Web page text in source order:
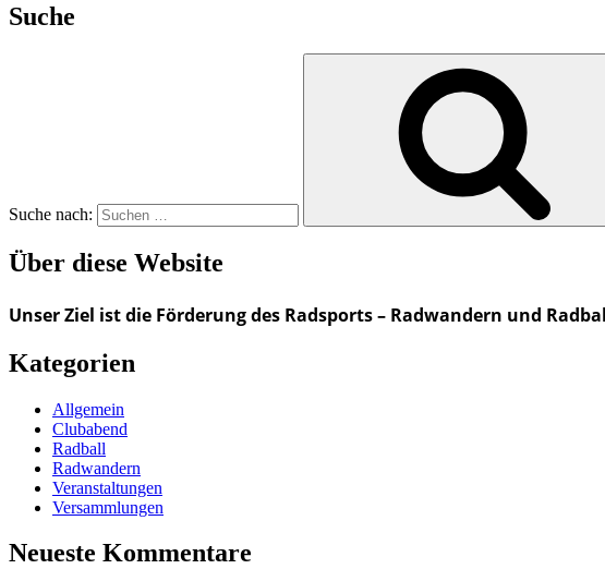
Suche
Suche nach:
Über diese Website
Unser Ziel ist die Förderung des Radsports – Radwandern und
Kategorien
Allgemein
Clubabend
Radball
Radwandern
Veranstaltungen
Versammlungen
Neueste Kommentare